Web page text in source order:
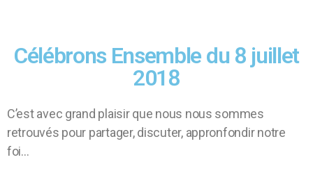
Célébrons Ensemble du 8 juillet
2018
C’est avec grand plaisir que nous nous sommes
retrouvés pour partager, discuter, appronfondir notre
foi…